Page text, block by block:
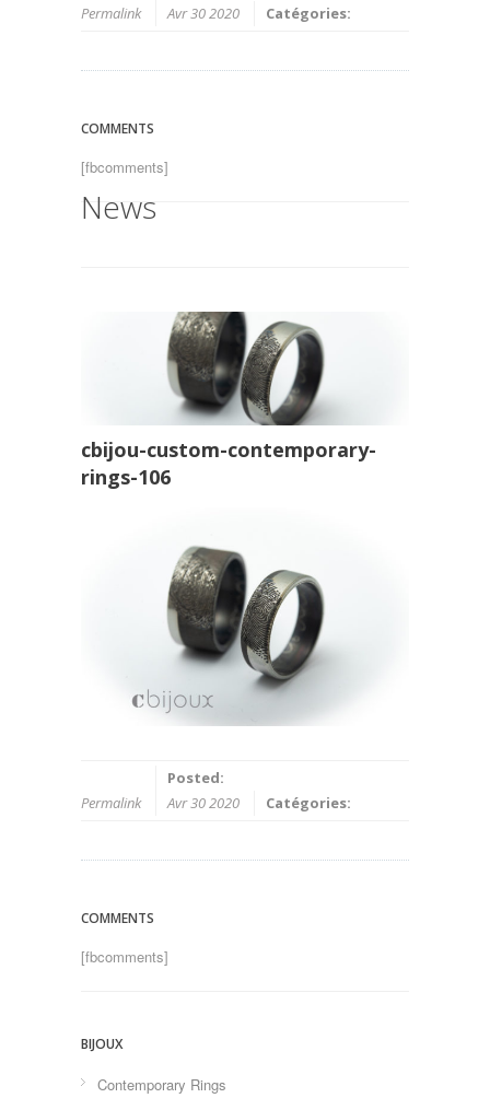
Permalink
Avr 30 2020
Catégories:
COMMENTS
[fbcomments]
News
cbijou-custom-contemporary-
rings-106
Permalink
Posted:
Avr 30 2020
Catégories:
COMMENTS
[fbcomments]
BIJOUX
Contemporary Rings